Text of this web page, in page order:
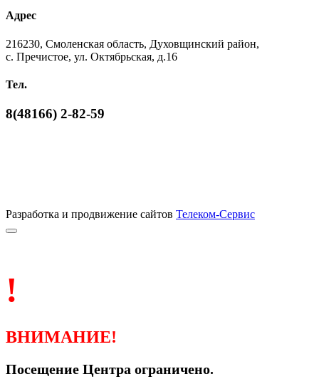
Адрес
216230, Смоленская область, Духовщинский район,
с. Пречистое, ул. Октябрьская, д.16
Тел.
8(48166) 2-82-59
Разработка и продвижение сайтов Телеком-Сервис
!
ВНИМАНИЕ!
Посещение Центра ограничено.